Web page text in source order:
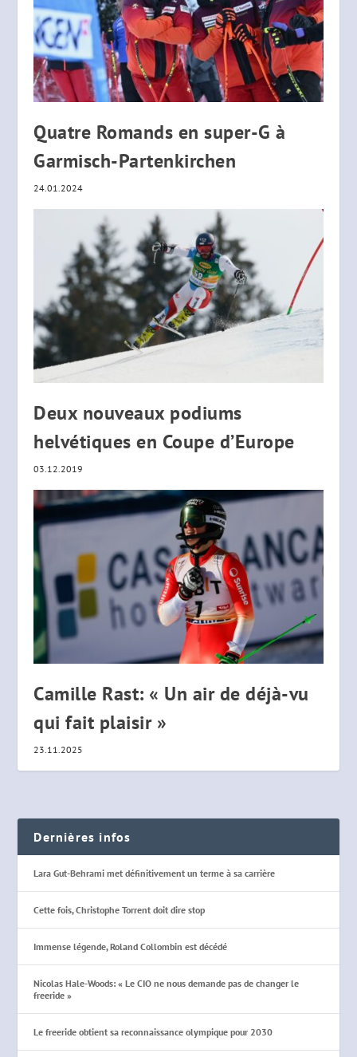
Quatre Romands en super-G à
Garmisch-Partenkirchen
24.01.2024
Deux nouveaux podiums
helvétiques en Coupe d’Europe
03.12.2019
Camille Rast: « Un air de déjà-vu
qui fait plaisir »
23.11.2025
Dernières infos
Lara Gut-Behrami met définitivement un terme à sa carrière
Cette fois, Christophe Torrent doit dire stop
Immense légende, Roland Collombin est décédé
Nicolas Hale-Woods: « Le CIO ne nous demande pas de changer le
freeride »
Le freeride obtient sa reconnaissance olympique pour 2030